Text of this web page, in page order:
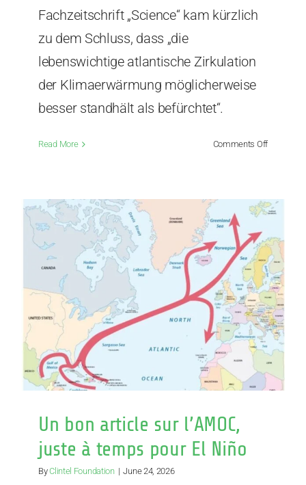
Fachzeitschrift „Science“ kam kürzlich
zu dem Schluss, dass „die
lebenswichtige atlantische Zirkulation
der Klimaerwärmung möglicherweise
besser standhält als befürchtet“.
Read More Comments Offon
über
gerade
rechtzeitig
zum
El
Niño
Un bon article sur l’AMOC,
juste à temps pour El Niño
ByClintel Foundation | June 24, 2026